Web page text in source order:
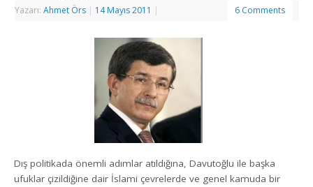
Yazarı:Ahmet Örs | 14 Mayıs 2011 | 6 Comments
Dış politikada önemli adımlar atıldığına, Davutoğlu ile başka
ufuklar çizildiğine dair İslami çevrelerde ve genel kamuda bir